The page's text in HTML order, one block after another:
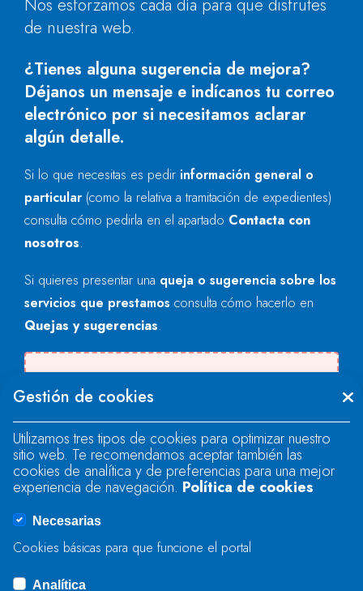
Nos esforzamos cada día para que disfrutes
de nuestra web.
¿Tienes alguna sugerencia de mejora?
Déjanos un mensaje e indícanos tu correo
electrónico por si necesitamos aclarar
algún detalle.
Si lo que necesitas es pedir información general o
particular (como la relativa a tramitación de expedientes)
consulta cómo pedirla en el apartado Contacta con
nosotros.
Si quieres presentar una queja o sugerencia sobre los
servicios que prestamos consulta cómo hacerlo en
Quejas y sugerencias.
"text".
Se produjo un error al cargar el campo
"text".
Se produjo un error al cargar el campo
Gestión de cookies
Utilizamos tres tipos de cookies para optimizar nuestro
sitio web. Te recomendamos aceptar también las
cookies de analítica y de preferencias para una mejor
experiencia de navegación. Política de cookies
Necesarias
Cookies básicas para que funcione el portal
Analítica